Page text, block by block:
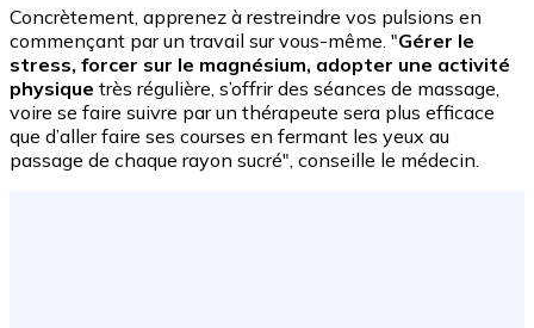
Concrètement, apprenez à restreindre vos pulsions en
commençant par un travail sur vous-même. "Gérer le
stress, forcer sur le magnésium, adopter une activité
physique très régulière, s’offrir des séances de massage,
voire se faire suivre par un thérapeute sera plus efficace
que d’aller faire ses courses en fermant les yeux au
passage de chaque rayon sucré", conseille le médecin.